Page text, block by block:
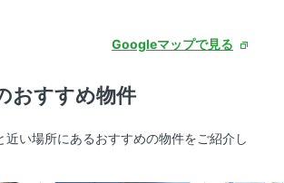
Googleマップで見る
おすすめ物件
近い場所にあるおすすめの物件をご紹介し